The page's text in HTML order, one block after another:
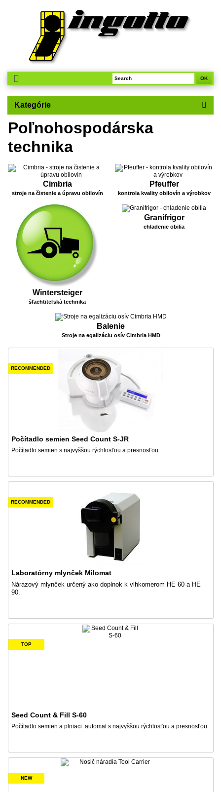
OK
Kategórie
Poľnohospodárska
technika
Cimbria
stroje na čistenie a úpravu obilovín
Pfeuffer
kontrola kvality obilovín a výrobkov
Wintersteiger
šľachtiteľská technika
Granifrigor
chladenie obilia
Balenie
Stroje na egalizáciu osív Cimbria HMD
RECOMMENDED
Počítadlo semien Seed Count S-JR
Počítadlo semien s najvyššou rýchlosťou a presnosťou.
RECOMMENDED
Laboratórny mlynček Milomat
Nárazový mlynček určený ako doplnok k vlhkomerom HE 60 a HE
90.
TOP
Seed Count & Fill S-60
Počítadlo semien a plniaci automat s najvyššou rýchlosťou a presnosťou.
NEW